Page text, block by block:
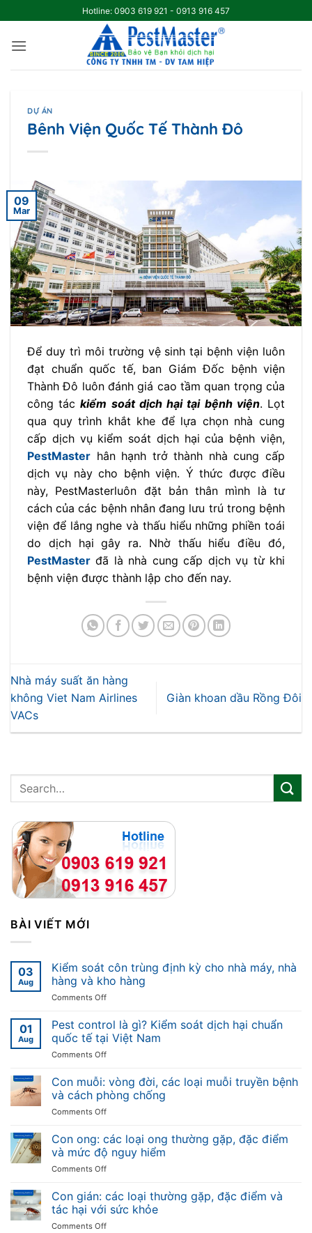
to
content
Hotline: 0903 619 921 - 0913 916 457
DỰ ÁN
Bênh Viện Quốc Tế Thành Đô
09
Mar
Để duy trì môi trường vệ sinh tại bệnh viện luôn
đạt chuẩn quốc tế, ban Giám Đốc bệnh viện
Thành Đô luôn đánh giá cao tầm quan trọng của
công táckiểm soát dịch hại tại bệnh viện. Lọt
qua quy trình khắt khe để lựa chọn nhà cung
cấp dịch vụ kiểm soát dịch hại của bệnh viện,
PestMaster hân hạnh trở thành nhà cung cấp
dịch vụ này cho bệnh viện. Ý thức được điều
này, PestMasterluôn đặt bản thân mình là tư
cách của các bệnh nhân đang lưu trú trong bệnh
viện để lắng nghe và thấu hiểu những phiền toái
do dịch hại gây ra. Nhờ thấu hiểu điều đó,
PestMaster đã là nhà cung cấp dịch vụ từ khi
bệnh viện được thành lập cho đến nay.
Nhà máy suất ăn hàng
không Viet Nam Airlines
VACs
Giàn khoan dầu Rồng Đôi
BÀI VIẾT MỚI
03
Aug
Kiểm soát côn trùng định kỳ cho nhà máy, nhà
hàng và kho hàng
Comments Offon
soát
côn
trùng
định
cho
nhà
máy,
và
kho
hàng
01
Aug
Pest control là gì? Kiểm soát dịch hại chuẩn
quốc tế tại Việt Nam
Comments Offon
control
là
gì?
Kiểm
dịch
hại
chuẩn
tại
Việt
Con muỗi: vòng đời, các loại muỗi truyền bệnh
và cách phòng chống
Comments Offon
muỗi:
vòng
đời,
các
muỗi
truyền
bệnh
Con ong: các loại ong thường gặp, đặc điểm
và mức độ nguy hiểm
Comments Offon
ong:
các
loại
ong
Con gián: các loại thường gặp, đặc điểm và
tác hại với sức khỏe
Comments Offon